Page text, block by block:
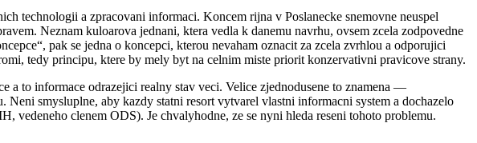
technologii a zpracovani informaci. Koncem rijna v Poslanecke snemovne neuspel
Neznam kuloarova jednani, ktera vedla k danemu navrhu, ovsem zcela zodpovedne
pak se jedna o koncepci, kterou nevaham oznacit za zcela zvrhlou a odporujici
tedy principu, ktere by mely byt na celnim miste priorit konzervativni pravicove strany.
a to informace odrazejici realny stav veci. Velice zjednodusene to znamena —
smysluplne, aby kazdy statni resort vytvarel vlastni informacni system a dochazelo
vedeneho clenem ODS). Je chvalyhodne, ze se nyni hleda reseni tohoto problemu.